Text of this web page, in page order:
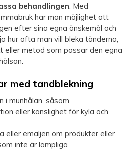
behandlingen: Med
har man möjlighet att
efter sina egna önskemål och
hur ofta man vill bleka tänderna,
eller metod som passar den egna
med tandblekning
i munhålan, såsom
eller känslighet för kyla och
eller emaljen om produkter eller
inte är lämpliga